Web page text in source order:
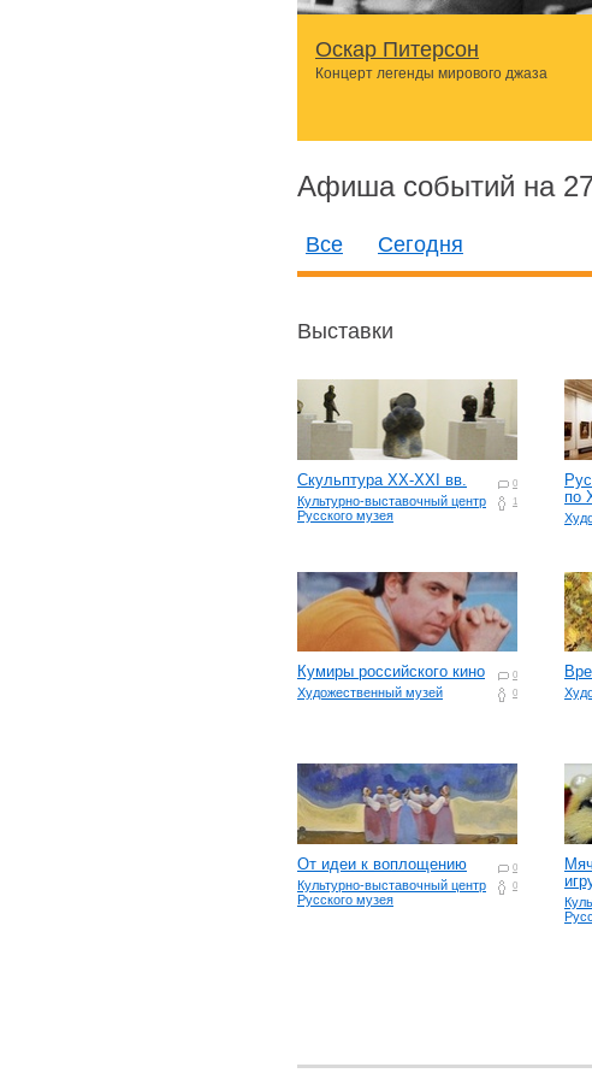
Оскар Питерсон
Концерт легенды мирового джаза
Афиша событий на
Все Сегодня
Выставки
0
1
Скульптура XX-XXI вв.
Культурно-выставочный центр
Русского музея
по
0
0
Кумиры российского кино
Художественный музей
0
0
От идеи к воплощению
Культурно-выставочный центр
Русского музея